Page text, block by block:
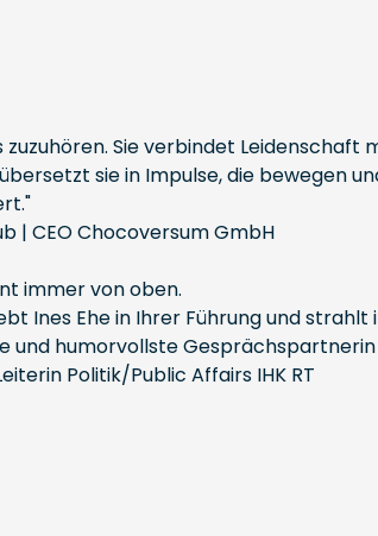
zuzuhören. Sie verbindet
sie in Impulse, die bewegen
| CEO Chocoversum GmbH
immer von oben.
Ines Ehe in Ihrer Führung und
und humorvollste
Politik/Public Affairs IHK RT